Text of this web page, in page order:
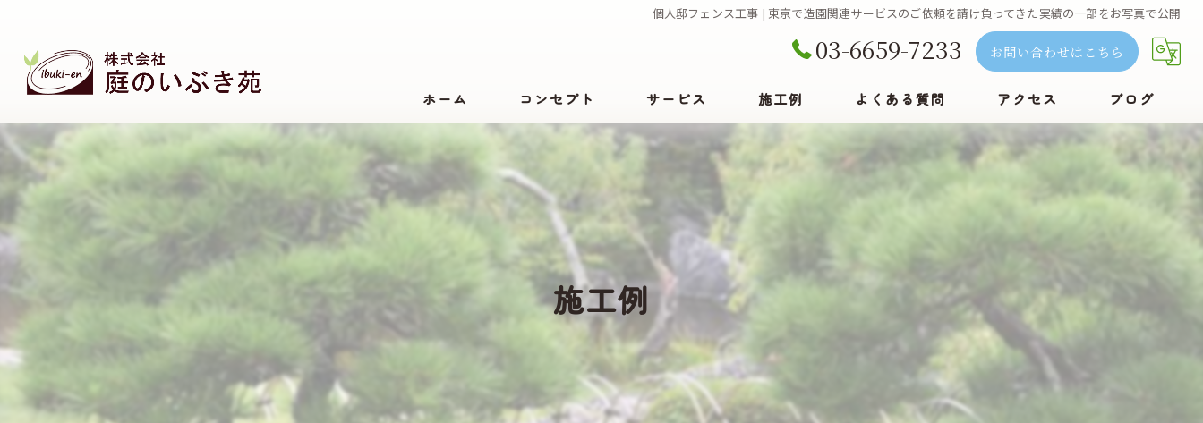
個人邸フェンス工事 | 東京で造園関連サービスのご依頼を請け負ってきた実績の一部をお写真で公開
03-6659-7233 お問い合わせはこちら
ホーム コンセプト サービス 施工例 よくある質問 アクセス ブログ
施工例